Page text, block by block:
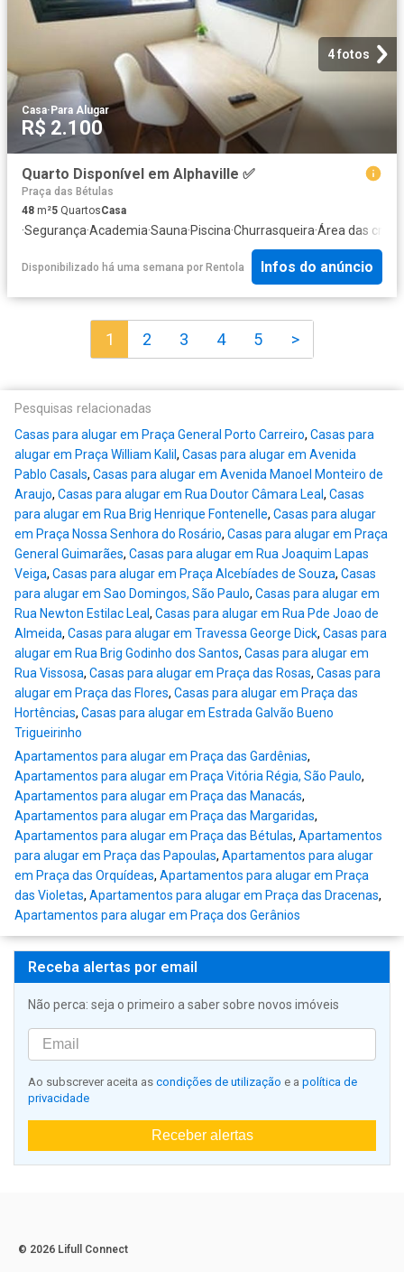
4 fotos
Casa·Para Alugar
R$ 2.100
️Quarto Disponível em Alphaville ✅
Praça das Bétulas
48 m²5 QuartosCasa
·Segurança·Academia·Sauna·Piscina·Churrasqueira·Área das
Disponibilizado há uma semana por Rentola Infos do anúncio
1 2 3 4 5 >
Pesquisas relacionadas
Casas para alugar em Praça General Porto Carreiro, Casas para
alugar em Praça William Kalil , Casas para alugar em Avenida
Pablo Casals, Casas para alugar em Avenida Manoel Monteiro de
Araujo, Casas para alugar em Rua Doutor Câmara Leal, Casas
para alugar em Rua Brig Henrique Fontenelle, Casas para alugar
em Praça Nossa Senhora do Rosário, Casas para alugar em Praça
General Guimarães, Casas para alugar em Rua Joaquim Lapas
Veiga, Casas para alugar em Praça Alcebíades de Souza, Casas
para alugar em Sao Domingos, São Paulo, Casas para alugar em
Rua Newton Estilac Leal, Casas para alugar em Rua Pde Joao de
Almeida, Casas para alugar em Travessa George Dick, Casas para
alugar em Rua Brig Godinho dos Santos, Casas para alugar em
Rua Vissosa, Casas para alugar em Praça das Rosas, Casas para
alugar em Praça das Flores, Casas para alugar em Praça das
Hortências, Casas para alugar em Estrada Galvão Bueno
Trigueirinho
Apartamentos para alugar em Praça das Gardênias,
Apartamentos para alugar em Praça Vitória Régia, São Paulo,
Apartamentos para alugar em Praça das Manacás,
Apartamentos para alugar em Praça das Margaridas,
Apartamentos para alugar em Praça das Bétulas, Apartamentos
para alugar em Praça das Papoulas, Apartamentos para alugar
em Praça das Orquídeas, Apartamentos para alugar em Praça
das Violetas, Apartamentos para alugar em Praça das Dracenas,
Apartamentos para alugar em Praça dos Gerânios
Receba alertas por email
Não perca: seja o primeiro a saber sobre novos imóveis
Ao subscrever aceita as condições de utilização e a política de
privacidade
Receber alertas
© 2026 Lifull Connect